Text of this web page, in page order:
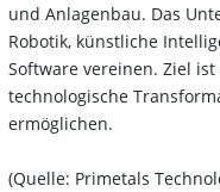
und Anlagenbau. Das
Robotik, künstliche
Software vereinen. Ziel
technologische
ermöglichen.
(Quelle: Primetals